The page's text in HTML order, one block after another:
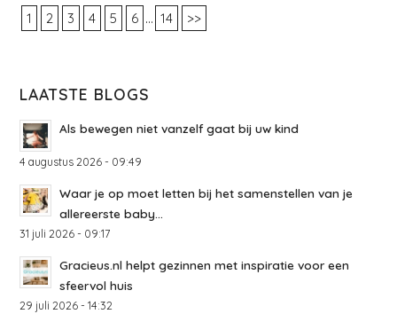
1
2 3 4 5 6 ... 14 >>
LAATSTE BLOGS
Als bewegen niet vanzelf gaat bij uw kind
4 augustus 2026 - 09:49
Waar je op moet letten bij het samenstellen van je
allereerste baby...
31 juli 2026 - 09:17
Gracieus.nl helpt gezinnen met inspiratie voor een
sfeervol huis
29 juli 2026 - 14:32